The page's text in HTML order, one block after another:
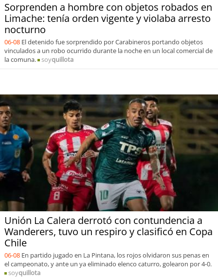
Sorprenden a hombre con objetos robados en
Limache: tenía orden vigente y violaba arresto
nocturno
06-08 El detenido fue sorprendido por Carabineros portando objetos
vinculados a un robo ocurrido durante la noche en un local comercial de
la comuna.
soyquillota
Unión La Calera derrotó con contundencia a
Wanderers, tuvo un respiro y clasificó en Copa
Chile
06-08 En partido jugado en La Pintana, los rojos olvidaron sus penas en
el campeonato, y ante un ya eliminado elenco caturro, golearon por 4-0.
soyquillota